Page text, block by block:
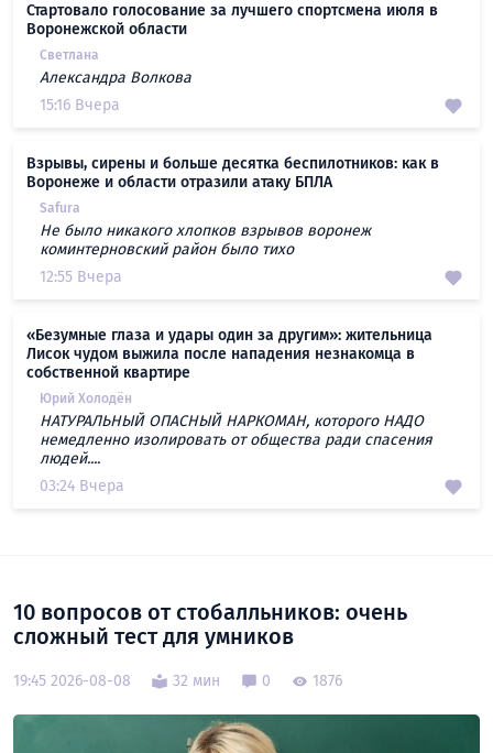
Стартовало голосование за лучшего спортсмена июля в
Воронежской области
Светлана
Александра Волкова
15:16 Вчера
Взрывы, сирены и больше десятка беспилотников: как в
Воронеже и области отразили атаку БПЛА
Safura
Не было никакого хлопков взрывов воронеж
коминтерновский район было тихо
12:55 Вчера
«Безумные глаза и удары один за другим»: жительница
Лисок чудом выжила после нападения незнакомца в
собственной квартире
Юрий Холодён
НАТУРАЛЬНЫЙ ОПАСНЫЙ НАРКОМАН, которого НАДО
немедленно изолировать от общества ради спасения
людей....
03:24 Вчера
10 вопросов от стобалльников: очень
сложный тест для умников
19:45 2026-08-08 32 мин 0 1876